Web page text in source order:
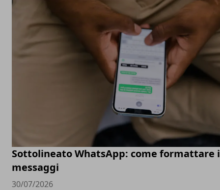
Sottolineato WhatsApp: come formattare i
messaggi
30/07/2026